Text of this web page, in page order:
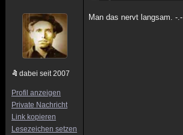
dabei seit 2007
Profil anzeigen
Private Nachricht
Link kopieren
Lesezeichen setzen
Man das nervt langsam. -.-